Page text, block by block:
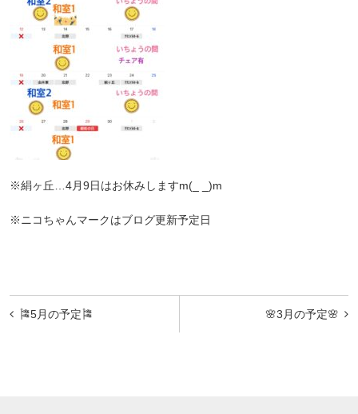
※絹ヶ丘…4月9日はお休みしますm(_ _)m
※ニコちゃんマークはブログ更新予定日
投
🌸3月の予定🌸
🎏5月の予定🎏